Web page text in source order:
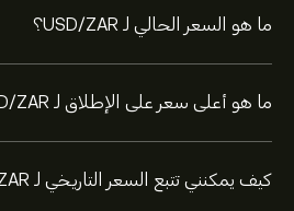
ما هو السعر الحالي لـ USD/ZAR؟
ما هو أعلى سعر على الإطلاق لـ USD/ZAR؟
كيف يمكنني تتبع السعر التاريخي لـ USD/ZAR؟